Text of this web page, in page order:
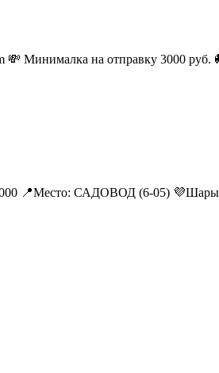
💸 Минималка на отправку 3000
📍Место: САДОВОД (6-05) 💜Шары